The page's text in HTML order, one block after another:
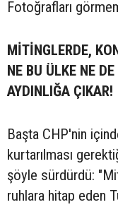
Fotoğrafları
MİTİNGLERDE,
NE BU ÜLKE NE
AYDINLIĞA ÇIKAR!
Başta CHP'nin
kurtarılması
şöyle sürdürdü:
ruhlara hitap eden